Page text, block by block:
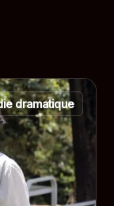
dramatique